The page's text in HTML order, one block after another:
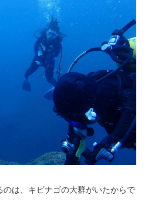
は、キビナゴの大群がいたからで